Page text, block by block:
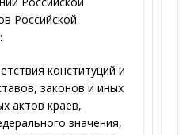
Российской
конституций и
законов и иных
актов краев,
значения,